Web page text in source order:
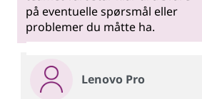
på eventuelle spørsmål eller
problemer du måtte ha.
Lenovo Pro